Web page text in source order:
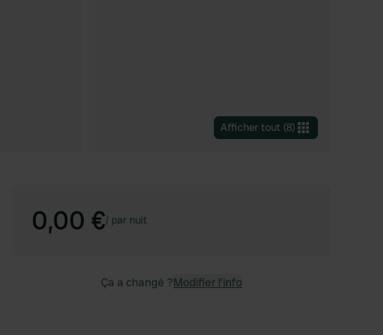
Afficher tout (8)
0,00 €/ par nuit
Ça a changé ?Modifier l’info